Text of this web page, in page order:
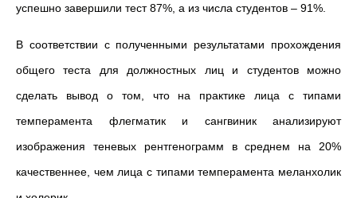
успешно завершили тест 87%, а из числа студентов – 91%.
В соответствии с полученными результатами прохождения
общего теста для должностных лиц и студентов можно
сделать вывод о том, что на практике лица с типами
темперамента флегматик и сангвиник анализируют
изображения теневых рентгенограмм в среднем на 20%
качественнее, чем лица с типами темперамента меланхолик